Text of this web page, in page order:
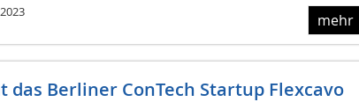
mehr
Berliner ConTech Startup Flexcavo